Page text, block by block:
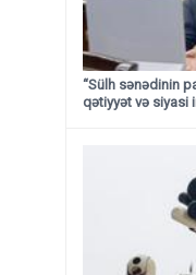
“Sülh sənədinin
qətiyyət və siyasi